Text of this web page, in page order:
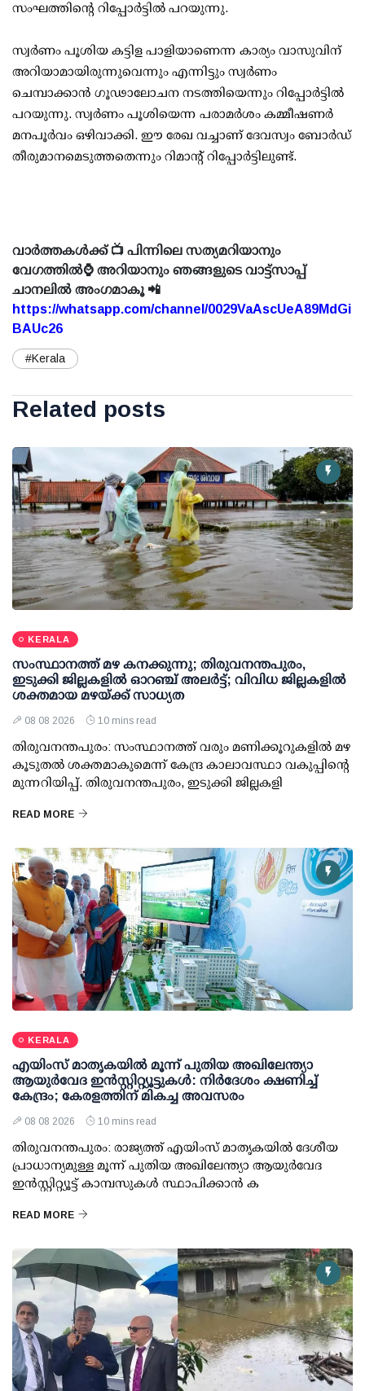
സംഘത്തിന്റെ റിപ്പോര്‍ട്ടില്‍ പറയുന്നു.
സ്വര്‍ണം പൂശിയ കട്ടിള പാളിയാണെന്ന കാര്യം വാസുവിന്
അറിയാമായിരുന്നുവെന്നും എന്നിട്ടും സ്വര്‍ണം
ചെമ്പാക്കാന്‍ ഗൂഢാലോചന നടത്തിയെന്നും റിപ്പോര്‍ട്ടില്‍
പറയുന്നു. സ്വര്‍ണം പൂശിയെന്ന പരാമര്‍ശം കമ്മീഷണര്‍
മനപൂര്‍വം ഒഴിവാക്കി. ഈ രേഖ വച്ചാണ് ദേവസ്വം ബോര്‍ഡ്
തീരുമാനമെടുത്തതെന്നും റിമാന്റ് റിപ്പോര്‍ട്ടിലുണ്ട്.
വാർത്തകൾക്ക് 📺 പിന്നിലെ സത്യമറിയാനും
വേഗത്തിൽ⌚ അറിയാനും ഞങ്ങളുടെ വാട്ട്സാപ്പ്
ചാനലിൽ അംഗമാകൂ 📲
https://whatsapp.com/channel/0029VaAscUeA89MdGi
BAUc26
#Kerala
Related posts
KERALA
സംസ്ഥാനത്ത് മഴ കനക്കുന്നു; തിരുവനന്തപുരം,
ഇടുക്കി ജില്ലകളിൽ ഓറഞ്ച് അലർട്ട്; വിവിധ ജില്ലകളിൽ
ശക്തമായ മഴയ്ക്ക് സാധ്യത
08 08 2026 10 mins read
തിരുവനന്തപുരം: സംസ്ഥാനത്ത് വരും മണിക്കൂറുകളിൽ മഴ
കൂടുതൽ ശക്തമാകുമെന്ന് കേന്ദ്ര കാലാവസ്ഥാ വകുപ്പിന്റെ
മുന്നറിയിപ്പ്. തിരുവനന്തപുരം, ഇടുക്കി ജില്ലകളി
READ MORE
KERALA
എയിംസ് മാതൃകയില്‍ മൂന്ന് പുതിയ അഖിലേന്ത്യാ
ആയുര്‍വേദ ഇന്‍സ്റ്റിറ്റ്യൂട്ടുകള്‍: നിര്‍ദേശം ക്ഷണിച്ച്
കേന്ദ്രം; കേരളത്തിന് മികച്ച അവസരം
08 08 2026 10 mins read
തിരുവനന്തപുരം: രാജ്യത്ത് എയിംസ് മാതൃകയില്‍ ദേശീയ
പ്രാധാന്യമുള്ള മൂന്ന് പുതിയ അഖിലേന്ത്യാ ആയുര്‍വേദ
ഇന്‍സ്റ്റിറ്റ്യൂട്ട് കാമ്പസുകള്‍ സ്ഥാപിക്കാന്‍ ക
READ MORE